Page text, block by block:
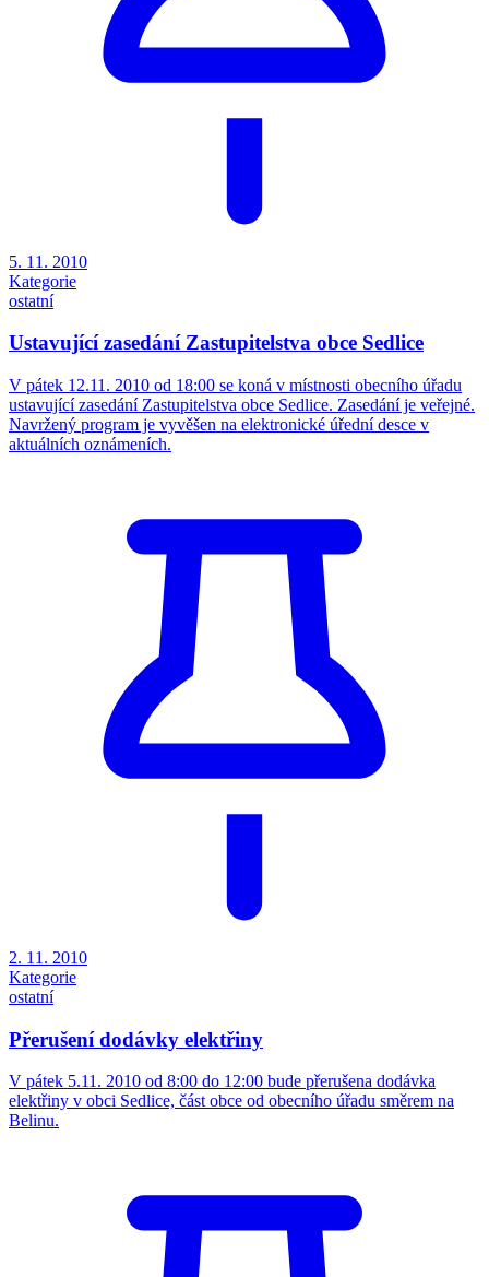
5. 11. 2010
Kategorie
ostatní
Ustavující zasedání Zastupitelstva obce Sedlice
V pátek 12.11. 2010 od 18:00 se koná v místnosti obecního úřadu
ustavující zasedání Zastupitelstva obce Sedlice. Zasedání je veřejné.
Navržený program je vyvěšen na elektronické úřední desce v
aktuálních oznámeních.
2. 11. 2010
Kategorie
ostatní
Přerušení dodávky elektřiny
V pátek 5.11. 2010 od 8:00 do 12:00 bude přerušena dodávka
elektřiny v obci Sedlice, část obce od obecního úřadu směrem na
Belinu.